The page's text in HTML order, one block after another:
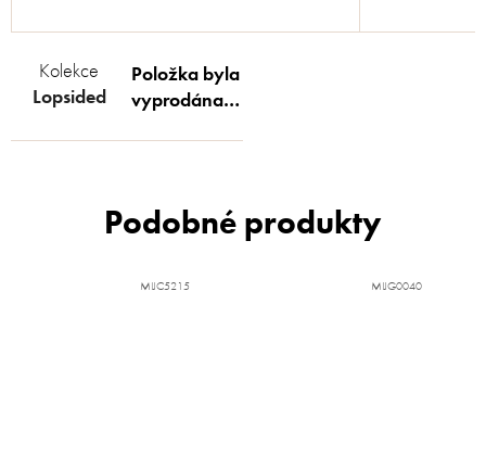
Kolekce
Lopsided
Položka byla
vyprodána…
MIJC5215 MIJG0040